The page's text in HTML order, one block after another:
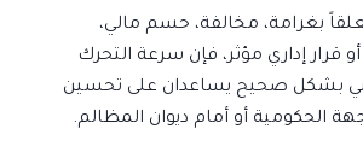
بغرامة، مخالفة، حسم مالي،
إداري مؤثر، فإن سرعة التحرك
بشكل صحيح يساعدان على تحسين
الحكومية أو أمام ديوان المظالم.